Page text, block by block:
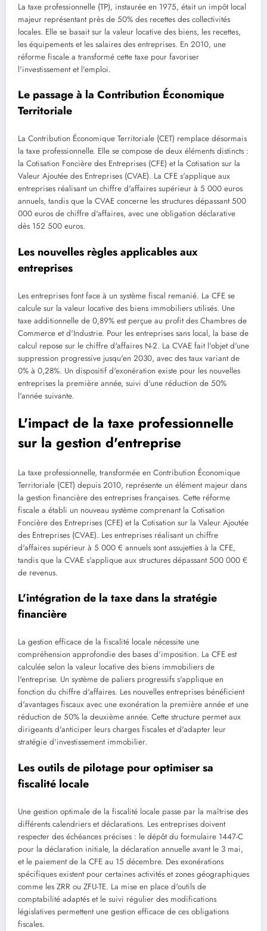
La taxe professionnelle (TP), instaurée en 1975, était un impôt local
majeur représentant près de 50% des recettes des collectivités
locales. Elle se basait sur la valeur locative des biens, les recettes,
les équipements et les salaires des entreprises. En 2010, une
réforme fiscale a transformé cette taxe pour favoriser
l'investissement et l'emploi.
Le passage à la Contribution Économique
Territoriale
La Contribution Économique Territoriale (CET) remplace désormais
la taxe professionnelle. Elle se compose de deux éléments distincts :
la Cotisation Foncière des Entreprises (CFE) et la Cotisation sur la
Valeur Ajoutée des Entreprises (CVAE). La CFE s'applique aux
entreprises réalisant un chiffre d'affaires supérieur à 5 000 euros
annuels, tandis que la CVAE concerne les structures dépassant 500
000 euros de chiffre d'affaires, avec une obligation déclarative
dès 152 500 euros.
Les nouvelles règles applicables aux
entreprises
Les entreprises font face à un système fiscal remanié. La CFE se
calcule sur la valeur locative des biens immobiliers utilisés. Une
taxe additionnelle de 0,89% est perçue au profit des Chambres de
Commerce et d'Industrie. Pour les entreprises sans local, la base de
calcul repose sur le chiffre d'affaires N-2. La CVAE fait l'objet d'une
suppression progressive jusqu'en 2030, avec des taux variant de
0% à 0,28%. Un dispositif d'exonération existe pour les nouvelles
entreprises la première année, suivi d'une réduction de 50%
l'année suivante.
L'impact de la taxe professionnelle
sur la gestion d'entreprise
La taxe professionnelle, transformée en Contribution Économique
Territoriale (CET) depuis 2010, représente un élément majeur dans
la gestion financière des entreprises françaises. Cette réforme
fiscale a établi un nouveau système comprenant la Cotisation
Foncière des Entreprises (CFE) et la Cotisation sur la Valeur Ajoutée
des Entreprises (CVAE). Les entreprises réalisant un chiffre
d'affaires supérieur à 5 000 € annuels sont assujetties à la CFE,
tandis que la CVAE s'applique aux structures dépassant 500 000 €
de revenus.
L'intégration de la taxe dans la stratégie
financière
La gestion efficace de la fiscalité locale nécessite une
compréhension approfondie des bases d'imposition. La CFE est
calculée selon la valeur locative des biens immobiliers de
l'entreprise. Un système de paliers progressifs s'applique en
fonction du chiffre d'affaires. Les nouvelles entreprises bénéficient
d'avantages fiscaux avec une exonération la première année et une
réduction de 50% la deuxième année. Cette structure permet aux
dirigeants d'anticiper leurs charges fiscales et d'adapter leur
stratégie d'investissement immobilier.
Les outils de pilotage pour optimiser sa
fiscalité locale
Une gestion optimale de la fiscalité locale passe par la maîtrise des
différents calendriers et déclarations. Les entreprises doivent
respecter des échéances précises : le dépôt du formulaire 1447-C
pour la déclaration initiale, la déclaration annuelle avant le 3 mai,
et le paiement de la CFE au 15 décembre. Des exonérations
spécifiques existent pour certaines activités et zones géographiques
comme les ZRR ou ZFU-TE. La mise en place d'outils de
comptabilité adaptés et le suivi régulier des modifications
législatives permettent une gestion efficace de ces obligations
fiscales.